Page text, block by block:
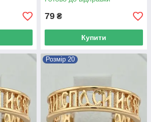
79 ₴
Купити
Розмір 20